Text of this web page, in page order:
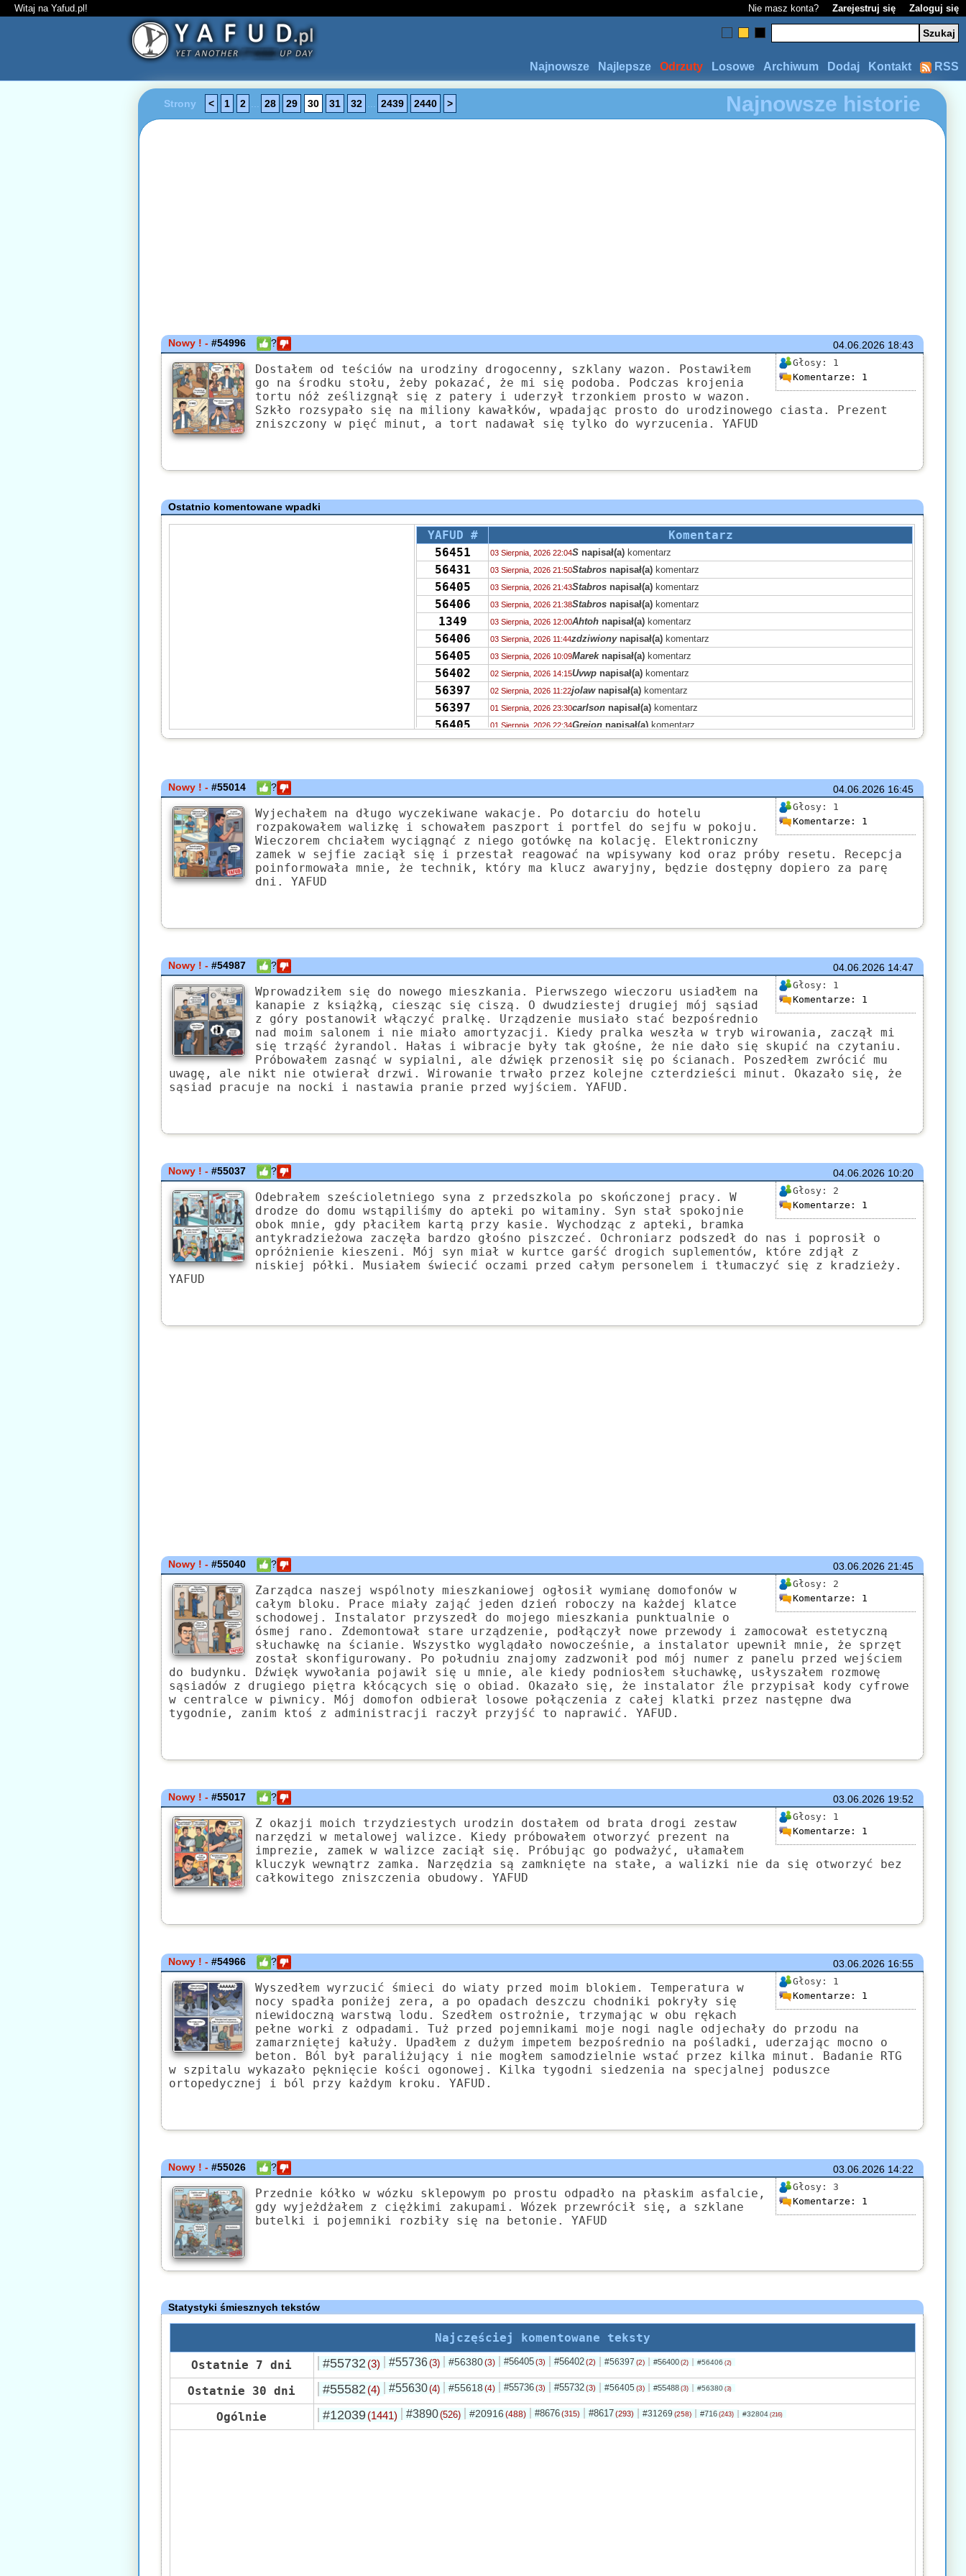
Witaj na Yafud.pl! Nie masz konta? Zarejestruj się Zaloguj się
RSS
Kontakt
Dodaj
Archiwum
Losowe
Odrzuty
Najlepsze
Najnowsze
Najnowsze historie
Strony < 1 2 28 29 30 31 32 2439 2440 >
04.06.202618:43
Nowy ! -#54996 ?
Głosy: 1
Komentarze: 1
Dostałem od teściów na urodziny drogocenny, szklany wazon. Postawiłem
go na środku stołu, żeby pokazać, że mi się podoba. Podczas krojenia
tortu nóż ześlizgnął się z patery i uderzył trzonkiem prosto w wazon.
Szkło rozsypało się na miliony kawałków, wpadając prosto do urodzinowego ciasta. Prezent
zniszczony w pięć minut, a tort nadawał się tylko do wyrzucenia. YAFUD
Ostatnio komentowane wpadki
YAFUD #
Komentarz
56451
03 Sierpnia, 2026 22:04S napisał(a) komentarz
56431 03 Sierpnia, 2026 21:50Stabros napisał(a) komentarz
56405 03 Sierpnia, 2026 21:43Stabros napisał(a) komentarz
56406 03 Sierpnia, 2026 21:38Stabros napisał(a) komentarz
1349 03 Sierpnia, 2026 12:00Ahtoh napisał(a) komentarz
56406 03 Sierpnia, 2026 11:44zdziwionynapisał(a) komentarz
56405 03 Sierpnia, 2026 10:09Mareknapisał(a) komentarz
56402 02 Sierpnia, 2026 14:15Uvwp napisał(a) komentarz
56397 02 Sierpnia, 2026 11:22jolawnapisał(a) komentarz
56397 01 Sierpnia, 2026 23:30carlson napisał(a) komentarz
56405 01 Sierpnia, 2026 22:34Grejon napisał(a) komentarz
56402 01 Sierpnia, 2026 11:51sfsdfsdfsdfsdnapisał(a)komentarz
56400 zdziwionynapisał(a)komentarz
56375 Grejonnapisał(a)komentarz
56377 30 Lipca, 2026 21:19jolawnapisał(a) komentarz
56408 30 Lipca, 2026 19:57jolaw napisał(a)komentarz
56408 30 Lipca, 2026 19:09Grejon napisał(a)komentarz
55736 30 Lipca, 2026 16:17 EeveeFan5napisał(a) komentarz
04.06.202616:45
Nowy ! -#55014 ?
Głosy: 1
Komentarze: 1
Wyjechałem na długo wyczekiwane wakacje. Po dotarciu do hotelu
rozpakowałem walizkę i schowałem paszport i portfel do sejfu w pokoju.
Wieczorem chciałem wyciągnąć z niego gotówkę na kolację. Elektroniczny
zamek w sejfie zaciął się i przestał reagować na wpisywany kod oraz próby resetu. Recepcja
poinformowała mnie, że technik, który ma klucz awaryjny, będzie dostępny dopiero za parę
dni. YAFUD
04.06.202614:47
Nowy ! -#54987 ?
Głosy: 1
Komentarze: 1
Wprowadziłem się do nowego mieszkania. Pierwszego wieczoru usiadłem na
kanapie z książką, ciesząc się ciszą. O dwudziestej drugiej mój sąsiad
z góry postanowił włączyć pralkę. Urządzenie musiało stać bezpośrednio
nad moim salonem i nie miało amortyzacji. Kiedy pralka weszła w tryb wirowania, zaczął mi
się trząść żyrandol. Hałas i wibracje były tak głośne, że nie dało się skupić na czytaniu.
Próbowałem zasnąć w sypialni, ale dźwięk przenosił się po ścianach. Poszedłem zwrócić mu
uwagę, ale nikt nie otwierał drzwi. Wirowanie trwało przez kolejne czterdzieści minut. Okazało się, że
sąsiad pracuje na nocki i nastawia pranie przed wyjściem. YAFUD.
04.06.202610:20
Nowy ! -#55037 ?
Głosy: 2
Komentarze: 1
Odebrałem sześcioletniego syna z przedszkola po skończonej pracy. W
drodze do domu wstąpiliśmy do apteki po witaminy. Syn stał spokojnie
obok mnie, gdy płaciłem kartą przy kasie. Wychodząc z apteki, bramka
antykradzieżowa zaczęła bardzo głośno piszczeć. Ochroniarz podszedł do nas i poprosił o
opróżnienie kieszeni. Mój syn miał w kurtce garść drogich suplementów, które zdjął z
niskiej półki. Musiałem świecić oczami przed całym personelem i tłumaczyć się z kradzieży.
YAFUD
03.06.202621:45
Nowy ! -#55040 ?
Głosy: 2
Komentarze: 1
Zarządca naszej wspólnoty mieszkaniowej ogłosił wymianę domofonów w
całym bloku. Prace miały zająć jeden dzień roboczy na każdej klatce
schodowej. Instalator przyszedł do mojego mieszkania punktualnie o
ósmej rano. Zdemontował stare urządzenie, podłączył nowe przewody i zamocował estetyczną
słuchawkę na ścianie. Wszystko wyglądało nowocześnie, a instalator upewnił mnie, że sprzęt
został skonfigurowany. Po południu znajomy zadzwonił pod mój numer z panelu przed wejściem
do budynku. Dźwięk wywołania pojawił się u mnie, ale kiedy podniosłem słuchawkę, usłyszałem rozmowę
sąsiadów z drugiego piętra kłócących się o obiad. Okazało się, że instalator źle przypisał kody cyfrowe
w centralce w piwnicy. Mój domofon odbierał losowe połączenia z całej klatki przez następne dwa
tygodnie, zanim ktoś z administracji raczył przyjść to naprawić. YAFUD.
03.06.202619:52
Nowy ! -#55017 ?
Głosy: 1
Komentarze: 1
Z okazji moich trzydziestych urodzin dostałem od brata drogi zestaw
narzędzi w metalowej walizce. Kiedy próbowałem otworzyć prezent na
imprezie, zamek w walizce zaciął się. Próbując go podważyć, ułamałem
kluczyk wewnątrz zamka. Narzędzia są zamknięte na stałe, a walizki nie da się otworzyć bez
całkowitego zniszczenia obudowy. YAFUD
03.06.202616:55
Nowy ! -#54966 ?
Głosy: 1
Komentarze: 1
Wyszedłem wyrzucić śmieci do wiaty przed moim blokiem. Temperatura w
nocy spadła poniżej zera, a po opadach deszczu chodniki pokryły się
niewidoczną warstwą lodu. Szedłem ostrożnie, trzymając w obu rękach
pełne worki z odpadami. Tuż przed pojemnikami moje nogi nagle odjechały do przodu na
zamarzniętej kałuży. Upadłem z dużym impetem bezpośrednio na pośladki, uderzając mocno o
beton. Ból był paraliżujący i nie mogłem samodzielnie wstać przez kilka minut. Badanie RTG
w szpitalu wykazało pęknięcie kości ogonowej. Kilka tygodni siedzenia na specjalnej poduszce
ortopedycznej i ból przy każdym kroku. YAFUD.
03.06.202614:22
Nowy ! -#55026 ?
Głosy: 3
Komentarze: 1
Przednie kółko w wózku sklepowym po prostu odpadło na płaskim asfalcie,
gdy wyjeżdżałem z ciężkimi zakupami. Wózek przewrócił się, a szklane
butelki i pojemniki rozbiły się na betonie. YAFUD
Statystyki śmiesznych tekstów
Najczęściej komentowane teksty
Ostatnie 7 dni
#55732 (3) #55736(3) #56380(3) #56405 (3) #56402 (2) #56397 (2) #56400 (2) #56406 (2)
Ostatnie 30 dni #55582 (4) #55630(4) #55618 (4) #55736 (3) #55732 (3) #56405 (3) #55488 (3) #56380 (3)
Ogólnie #12039 (1441) #3890(526) #20916 (488) #8676 (315) #8617 (293) #31269 (258) #716 (243) #32804 (216)